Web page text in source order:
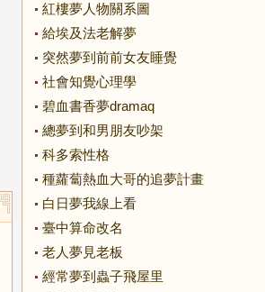
紅樓夢人物關系圖
給埃及法老解夢
突然夢到前前女友睡覺
社會知覺心理學
碧血書香夢dramaq
總夢到和男朋友吵架
科多索性格
種蘿蔔熱血大哥的追夢計畫
白日夢我線上看
臺中算命改名
老人夢見老板
經常夢到蟲子飛屋里